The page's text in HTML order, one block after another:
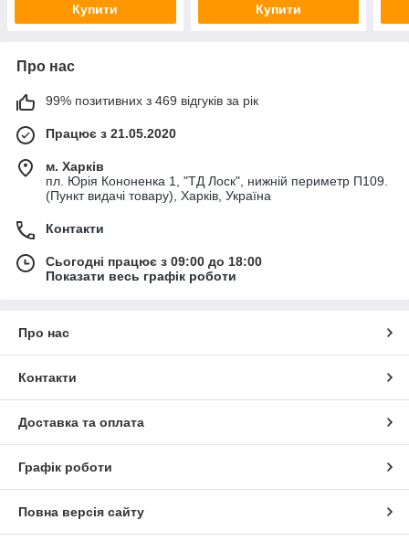
Купити Купити
Про нас
99% позитивних з 469 відгуків за рік
Працює з 21.05.2020
м. Харків
пл. Юрія Кононенка 1, "ТД Лоск", нижній периметр П109.
(Пункт видачі товару), Харків, Україна
Контакти
Сьогодні працює з 09:00 до 18:00
Показати весь графік роботи
Про нас
Контакти
Доставка та оплата
Графік роботи
Повна версія сайту